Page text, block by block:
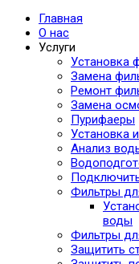
Главная
О нас
Услуги
Установка
Замена
Ремонт
Замена
Пурифаеры
Установка
Анализ
Фильтры
воды
Фильтры
Защитить